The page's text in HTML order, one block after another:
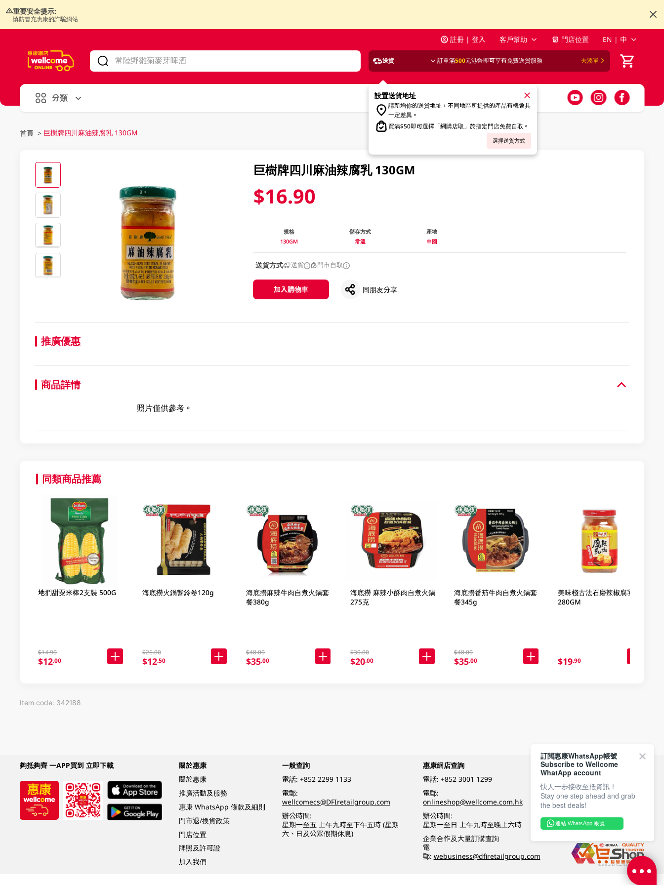
重要安全提示:
慎防冒充惠康的詐騙網站
註冊 | 登入 客戶幫助 門店位置 EN | 中
送貨 訂單滿500元港幣即可享有免費送貨服務 去湊單
設置送貨地址
請新增你的送貨地址，不同地區所提供的產品有機會具
一定差異。
買滿$50即可選擇「網購店取」於指定門店免費自取。
選擇送貨方式
分類
首頁 > 巨樹牌四川麻油辣腐乳 130GM
巨樹牌四川麻油辣腐乳 130GM
$16.90
規格
130GM
儲存方式
常溫
產地
中國
送貨方式 送貨 門市自取
加入購物車 同朋友分享
推廣優惠
商品詳情
照片僅供參考。
同類商品推薦
地捫甜粟米棒2支裝 500G
$14.90
$12.00
海底撈火鍋響鈴卷120g
$26.00
$12.50
海底撈麻辣牛肉自煮火鍋套
餐380g
$48.00
$35.00
海底撈 麻辣小酥肉自煮火鍋
275克
$30.00
$20.00
海底撈番茄牛肉自煮火鍋套
餐345g
$48.00
$35.00
美味棧古法石磨辣椒腐乳
280GM
$19.90
Item code: 342188
夠抵夠齊 一APP買到 立即下載
關於惠康
關於惠康
推廣活動及服務
惠康 WhatsApp 條款及細則
門市退/換貨政策
門店位置
牌照及許可證
加入我們
一般查詢
電話: +852 2299 1133
電郵:
wellcomecs@DFIretailgroup.com
辦公時間:
星期一至五 上午九時至下午五時 (星期
六、日及公眾假期休息)
惠康網店查詢
電話: +852 3001 1299
電郵:
onlineshop@wellcome.com.hk
辦公時間:
星期一至日 上午九時至晚上六時
企業合作及大量訂購查詢
電
郵: webusiness@dfiretailgroup.com
付款方式
關注我們
訂閱惠康WhatsApp帳號
Subscribe to Wellcome
WhatApp account
快人一步接收至抵資訊！
Stay one step ahead and grab
the best deals!
連結 WhatsApp 帳號